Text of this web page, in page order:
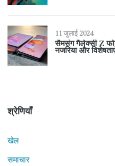
11 जुलाई 2024
सैमसंग गैलेक्सी Z
नजरिया और
श्रेणियाँ
खेल
समाचार